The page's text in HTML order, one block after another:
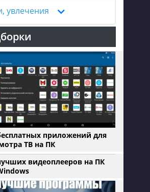
увлечения
приложений для
ТВ на ПК
видеоплееров на ПК